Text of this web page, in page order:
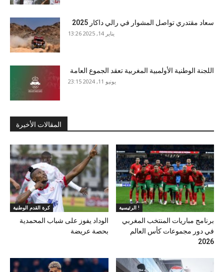
سعاد مقتدري تواصل المشوار في رالي داكار 2025
يناير 14, 2025 13:26
اللجنة الوطنية الأولمبية المغربية تعقد الجموع العامة
يونيو 11, 2024 23:15
المقالات الأخيرة
كرة القدم الوطنية
الوداد يفوز على شباب المحمدية
بحصة عريضة
الرئيسية !
برنامج مباريات المنتخب المغربي
في دور مجموعات كأس العالم
2026